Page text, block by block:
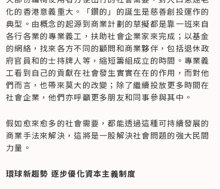
化的香港意義重大。「鑽的」的誕生是慈善創投運作的
典型。由概念的起源到商業計劃的草擬都是靠一班來自
各行各業的專業義工，扶助社會企業家來完成；以基金
的網絡，找來各方不同的顧問和商業夥伴，包括退休政
府官員和的士持牌人等，縮短籌組成立的時間。專業義
工看到自己的貢獻在社會發生實實在在的作用，而對他
們而言，也帶來莫大的改變；除了繼續投放更多時間在
社會企業，他們亦呼籲更多朋友和同事參與其中。
假如愈來愈多的社會需要，都能透過這種可持續發展的
商業手法來解決，這將是一股解決社會問題的強大民間
力量。
環球新趨勢 逐步優化資本主義制度